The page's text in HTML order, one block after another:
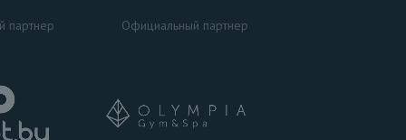
партнер Официальный партнер